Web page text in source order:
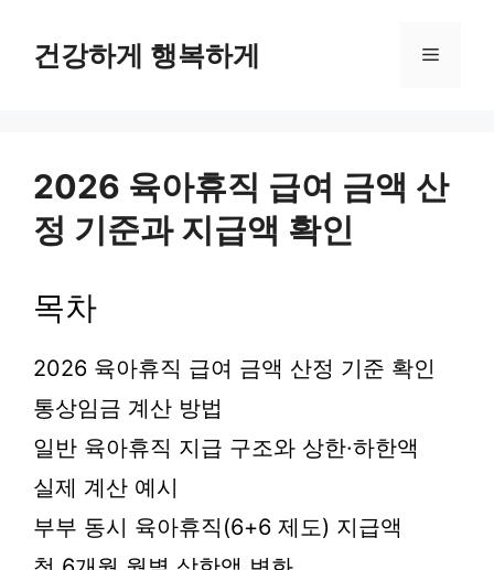
건강하게 행복하게 메
2026 육아휴직 급여 금액 산
정 기준과 지급액 확인
목차
2026 육아휴직 급여 금액 산정 기준 확인
통상임금 계산 방법
일반 육아휴직 지급 구조와 상한·하한액
실제 계산 예시
부부 동시 육아휴직(6+6 제도) 지급액